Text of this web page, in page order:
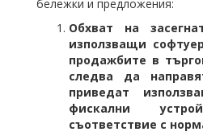
бележки и предложения:
Обхват на
използващи
продажбите в
следва да
приведат
фискални
съответствие с